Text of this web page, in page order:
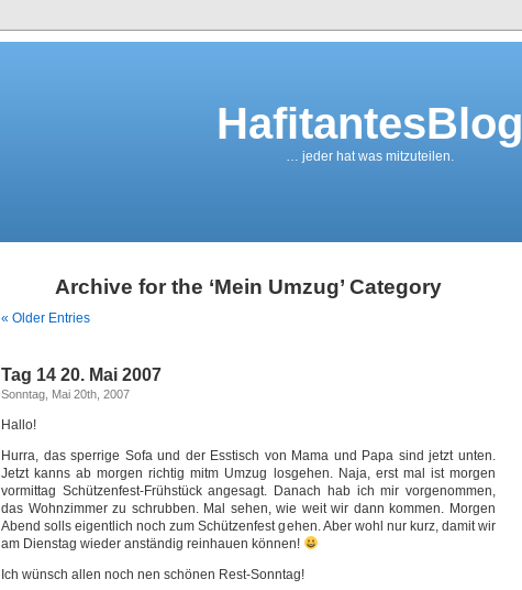
HafitantesBlog
… jeder hat was mitzuteilen.
Archive for the ‘Mein Umzug’ Category
« Older Entries
Tag 14 20. Mai 2007
Sonntag, Mai 20th, 2007
Hallo!
Hurra, das sperrige Sofa und der Esstisch von Mama und Papa sind jetzt unten.
Jetzt kanns ab morgen richtig mitm Umzug losgehen. Naja, erst mal ist morgen
vormittag Schützenfest-Frühstück angesagt. Danach hab ich mir vorgenommen,
das Wohnzimmer zu schrubben. Mal sehen, wie weit wir dann kommen. Morgen
Abend solls eigentlich noch zum Schützenfest gehen. Aber wohl nur kurz, damit wir
am Dienstag wieder anständig reinhauen können!
Ich wünsch allen noch nen schönen Rest-Sonntag!